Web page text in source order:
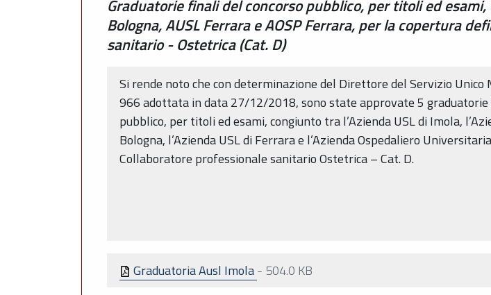
Graduatorie finali del concorso pubblico, per titoli ed esami,
Bologna, AUSL Ferrara e AOSP Ferrara, per la copertura
sanitario - Ostetrica (Cat. D)
Si rende noto che con determinazione del Direttore del Servizio
966 adottata in data 27/12/2018, sono state approvate 5
pubblico, per titoli ed esami, congiunto tra l’Azienda USL di Imola,
Bologna, l’Azienda USL di Ferrara e l’Azienda Ospedaliero
Collaboratore professionale sanitario Ostetrica – Cat. D.
Graduatoria Ausl Imola- 504.0 KB